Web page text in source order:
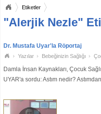
Etiketler
"Alerjik Nezle"
Dr. Mustafa Uyar'la Röportaj
Yazılar Bebeğinizin Sağlığı
Damla İnsan Kaynakları, Çocuk
UYAR'a sordu: Astım nedir?
çocuklarda astım görülme olasılığı
müdahale edilmelidi